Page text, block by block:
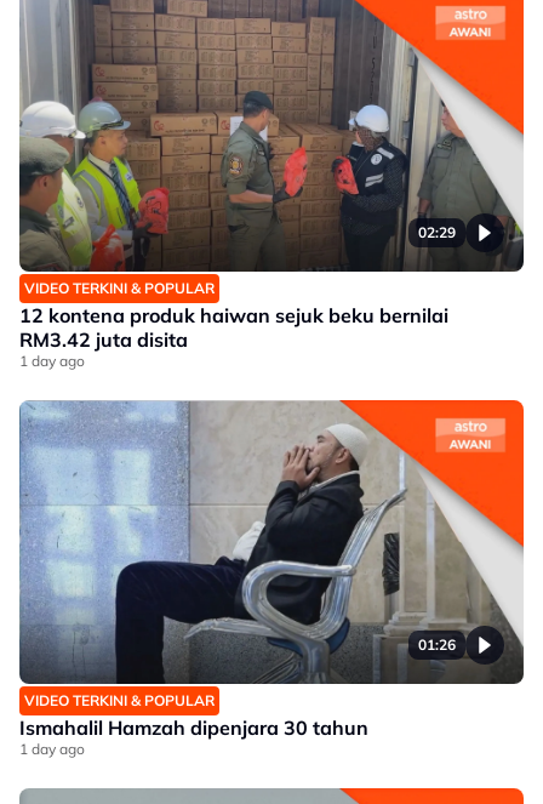
02:29
VIDEO TERKINI & POPULAR
12 kontena produk haiwan sejuk beku bernilai
RM3.42 juta disita
1 day ago
01:26
VIDEO TERKINI & POPULAR
Ismahalil Hamzah dipenjara 30 tahun
1 day ago